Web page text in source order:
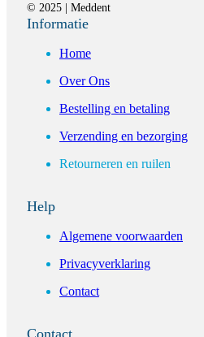
© 2025 | Meddent
Informatie
Home
Over Ons
Bestelling en betaling
Verzending en bezorging
Retourneren en ruilen
Help
Algemene voorwaarden
Privacyverklaring
Contact
Contact